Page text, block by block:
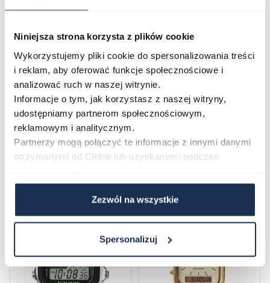
Niniejsza strona korzysta z plików cookie
Wykorzystujemy pliki cookie do spersonalizowania treści
i reklam, aby oferować funkcje społecznościowe i
analizować ruch w naszej witrynie.
Informacje o tym, jak korzystasz z naszej witryny,
udostępniamy partnerom społecznościowym,
reklamowym i analitycznym.
Partnerzy mogą połączyć te informacje z innymi danymi
otrzymanymi od Ciebie lub uzyskanymi podczas
Zezwól na wszystkie
Spersonalizuj
Zapytaj o produkt
Płatność i dostawa
Najczęściej kupowane
Poruszanie się po elementach karuzeli jest możliwe za pomocą
Naciśnij, aby przejść do nawigacji karuzeli